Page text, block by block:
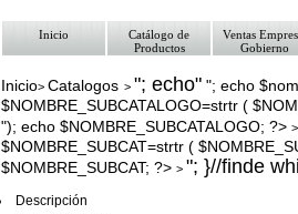
Inicio
Catálogo de
Productos
Ventas
Gobierno
Inicio>Catalogos > "; echo" "; echo
$NOMBRE_SUBCATALOGO=strtr (
"); echo $NOMBRE_SUBCATALOGO; ?>
$NOMBRE_SUBCAT=strtr (
$NOMBRE_SUBCAT; ?>> "; }//finde
Descripción